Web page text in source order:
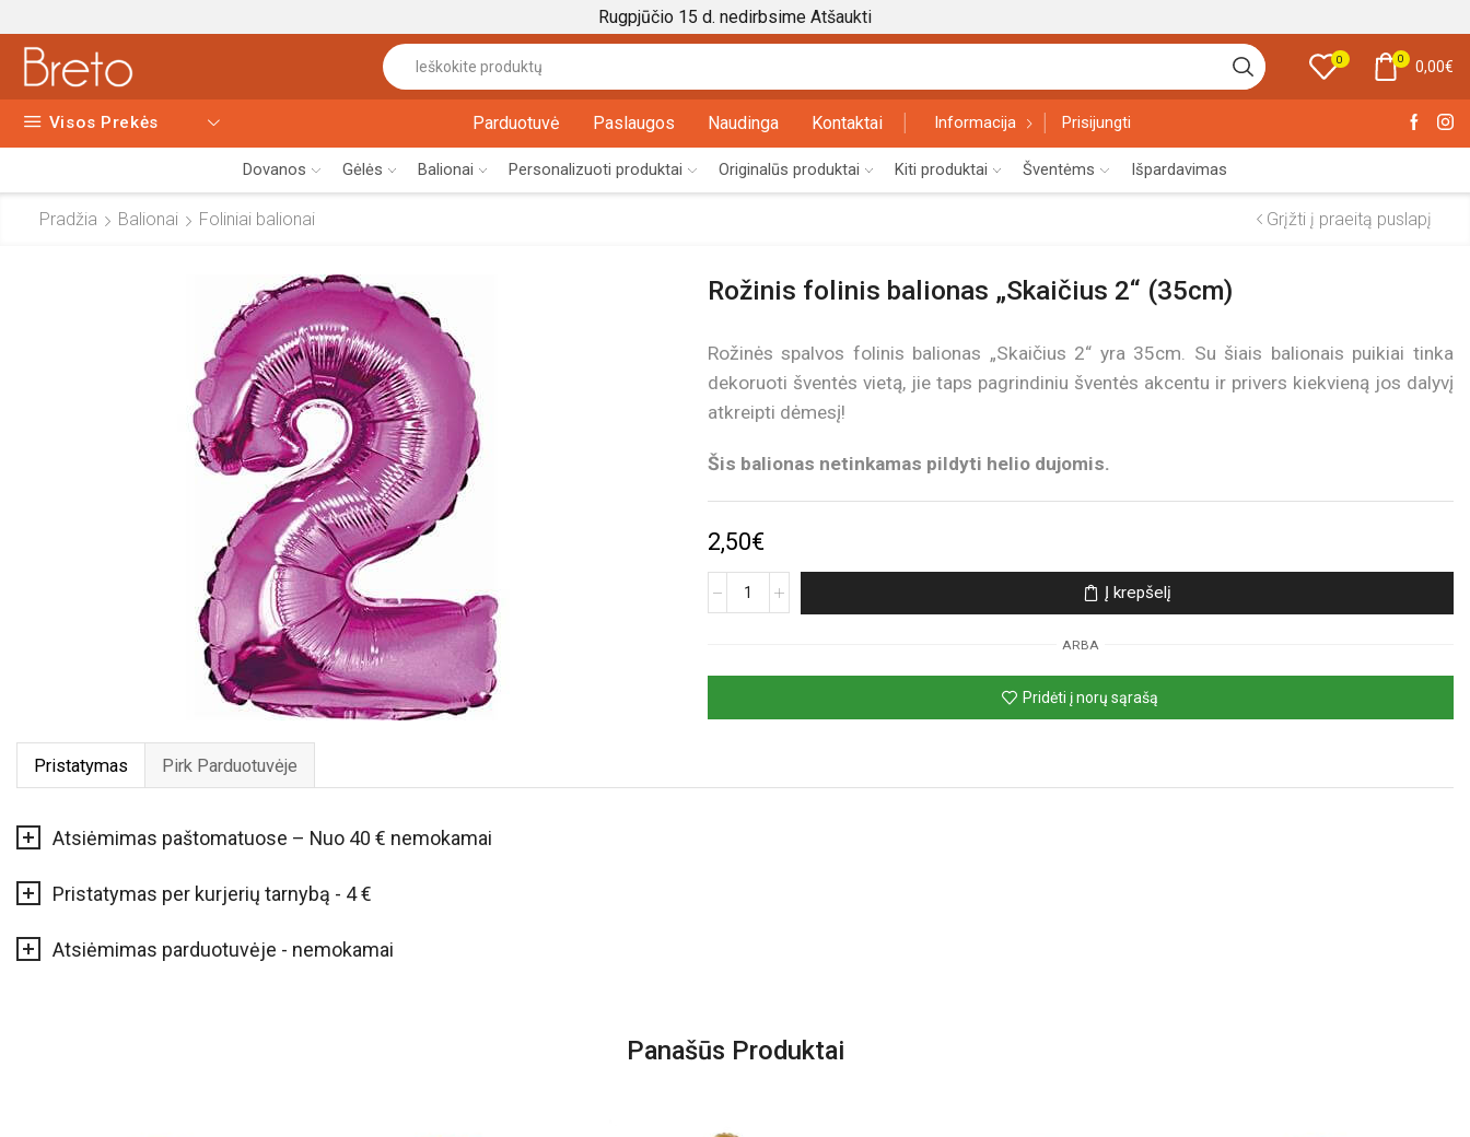
Rugpjūčio 15 d. nedirbsime Atšaukti
input
0 0 0,00€
Visos Prekės Parduotuvė Paslaugos Naudinga Kontaktai Informacija Prisijungti
Dovanos Gėlės Balionai Personalizuoti produktai Originalūs produktai Kiti produktai Šventėms Išpardavimas
Pradžia Balionai Foliniai balionai Grįžti į praeitą puslapį
Rožinis folinis balionas „Skaičius 2“ (35cm)
Rožinės spalvos folinis balionas „Skaičius 2“ yra 35cm. Su šiais balionais puikiai tinka
dekoruoti šventės vietą, jie taps pagrindiniu šventės akcentu ir privers kiekvieną jos dalyvį
atkreipti dėmesį!
Šis balionas netinkamas pildyti helio dujomis.
2,50€
produkto
balionas
2“
Į krepšelį
ARBA
Pridėti į norų sąrašą
Pristatymas Pirk Parduotuvėje
Atsiėmimas paštomatuose – Nuo 40 € nemokamai
Pristatymas per kurjerių tarnybą - 4 €
Atsiėmimas parduotuvėje - nemokamai
Panašūs Produktai